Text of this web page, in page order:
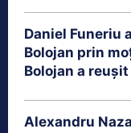
Daniel Funeriu
Bolojan prin
Bolojan a reușit
Alexandru